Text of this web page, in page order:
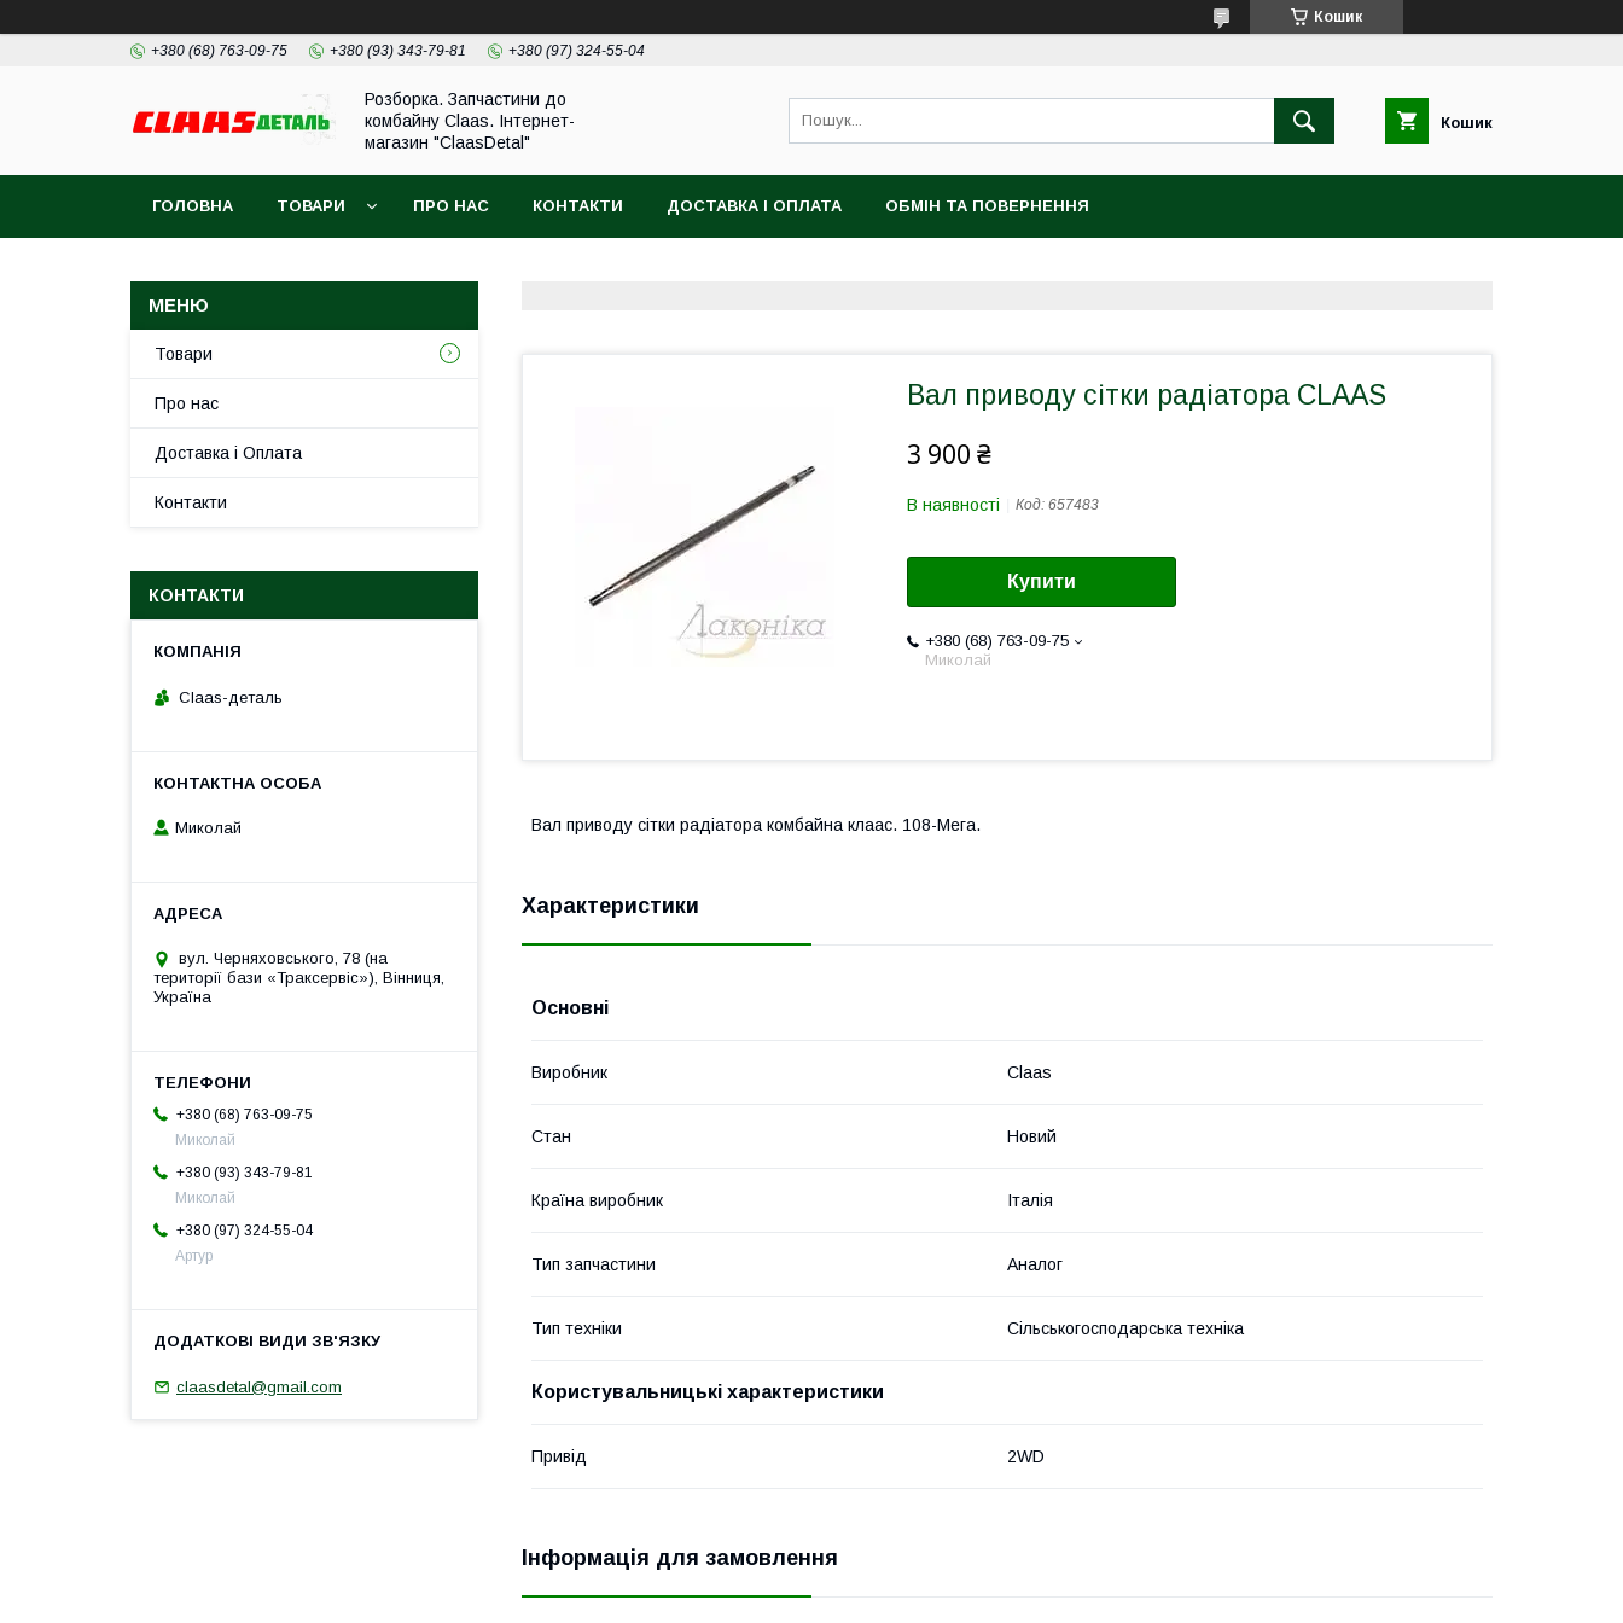
Кошик
+380 (68) 763-09-75 +380 (93) 343-79-81 +380 (97) 324-55-04
Розборка. Запчастини до
комбайну Claas. Інтернет-
магазин "ClaasDetal"
Кошик
ГОЛОВНА ТОВАРИ ПРО НАС КОНТАКТИ ДОСТАВКА І ОПЛАТА ОБМІН ТА ПОВЕРНЕННЯ
Вал приводу сітки радіатора CLAAS
3 900 ₴
В наявності Код: 657483
Купити
+380 (68) 763-09-75
Миколай
Вал приводу сітки радіатора комбайна клаас. 108-Мега.
Характеристики
Основні
Виробник Claas
Стан Новий
Країна виробник Італія
Тип запчастини Аналог
Тип техніки Сільськогосподарська техніка
Користувальницькі характеристики
Привід 2WD
Інформація для замовлення
Товари
Про нас
Доставка і Оплата
Контакти
КОНТАКТИ
Claas-деталь
Миколай
вул. Черняховського, 78 (на
території бази «Траксервіс»), Вінниця,
Україна
+380 (68) 763-09-75
Миколай
+380 (93) 343-79-81
Миколай
+380 (97) 324-55-04
Артур
claasdetal@gmail.com